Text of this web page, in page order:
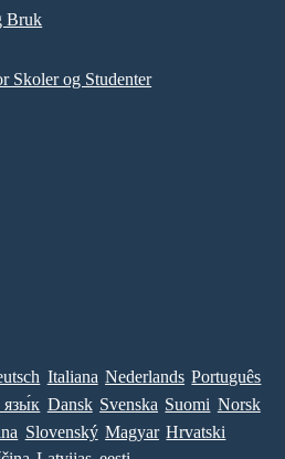
Bruk
Skoler og Studenter
Italiana Nederlands Português
язы́к Dansk Svenska Suomi Norsk
Slovenský Magyar Hrvatski